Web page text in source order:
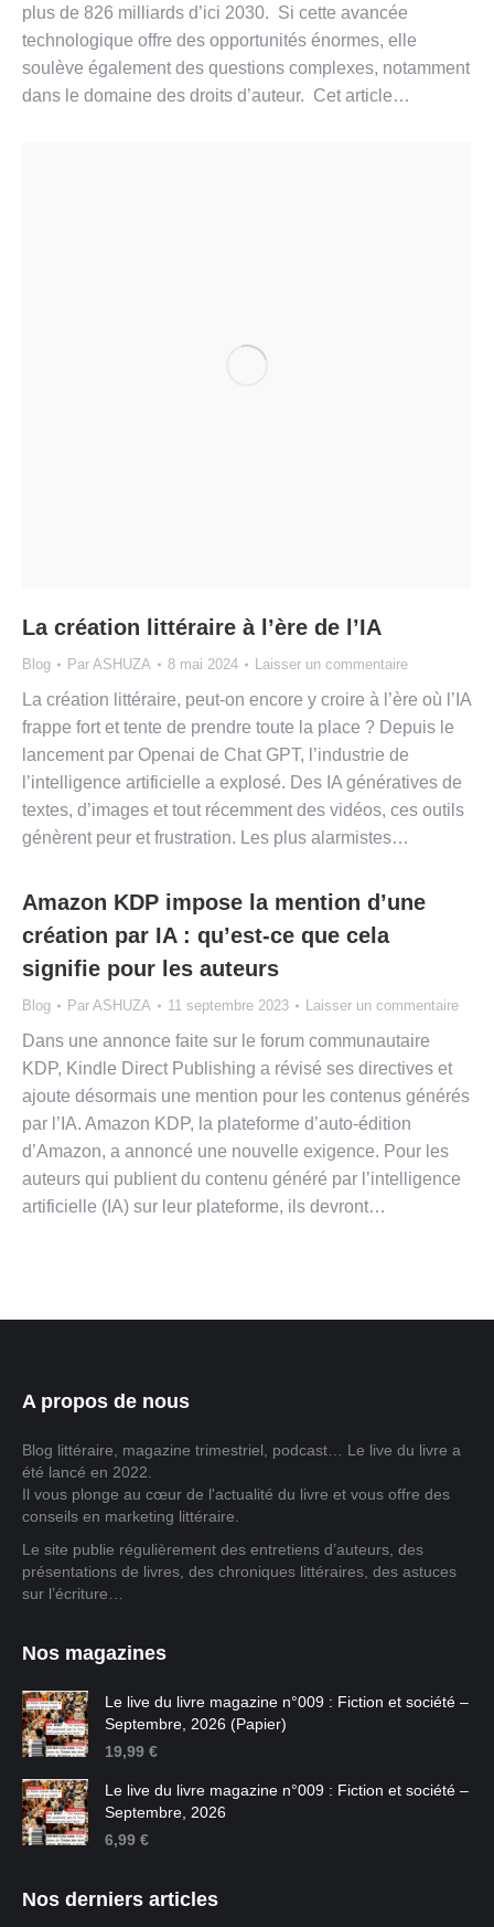
plus de 826 milliards d’ici 2030. Si cette avancée
technologique offre des opportunités énormes, elle
soulève également des questions complexes, notamment
dans le domaine des droits d’auteur. Cet article…
La création littéraire à l’ère de l’IA
Blog Par ASHUZA 8 mai 2024 Laisser un commentaire
La création littéraire, peut-on encore y croire à l’ère où l’IA
frappe fort et tente de prendre toute la place ? Depuis le
lancement par Openai de Chat GPT, l’industrie de
l’intelligence artificielle a explosé. Des IA génératives de
textes, d’images et tout récemment des vidéos, ces outils
génèrent peur et frustration. Les plus alarmistes…
Amazon KDP impose la mention d’une
création par IA : qu’est-ce que cela
signifie pour les auteurs
Blog Par ASHUZA 11 septembre 2023 Laisser un commentaire
Dans une annonce faite sur le forum communautaire
KDP, Kindle Direct Publishing a révisé ses directives et
ajoute désormais une mention pour les contenus générés
par l’IA. Amazon KDP, la plateforme d’auto-édition
d’Amazon, a annoncé une nouvelle exigence. Pour les
auteurs qui publient du contenu généré par l’intelligence
artificielle (IA) sur leur plateforme, ils devront…
A propos de nous
Blog littéraire, magazine trimestriel, podcast… Le live du livre a
été lancé en 2022.
Il vous plonge au cœur de l'actualité du livre et vous offre des
conseils en marketing littéraire.
Le site publie régulièrement des entretiens d’auteurs, des
présentations de livres, des chroniques littéraires, des astuces
sur l’écriture…
Nos magazines
Le live du livre magazine n°009 : Fiction et société –
Septembre, 2026 (Papier)
19,99 €
Le live du livre magazine n°009 : Fiction et société –
Septembre, 2026
6,99 €
Nos derniers articles